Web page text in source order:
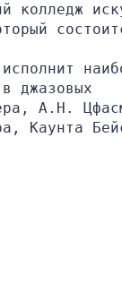
колледж
джазовых
А.Н.
Каунта